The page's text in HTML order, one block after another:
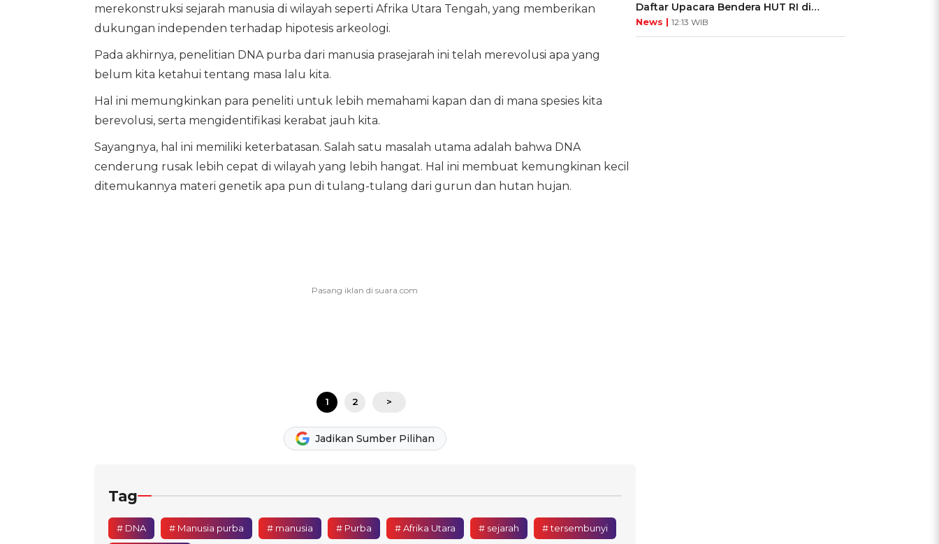
merekonstruksi sejarah manusia di wilayah seperti Afrika Utara Tengah, yang memberikan
dukungan independen terhadap hipotesis arkeologi.
Pada akhirnya, penelitian DNA purba dari manusia prasejarah ini telah merevolusi apa yang
belum kita ketahui tentang masa lalu kita.
Hal ini memungkinkan para peneliti untuk lebih memahami kapan dan di mana spesies kita
berevolusi, serta mengidentifikasi kerabat jauh kita.
Sayangnya, hal ini memiliki keterbatasan. Salah satu masalah utama adalah bahwa DNA
cenderung rusak lebih cepat di wilayah yang lebih hangat. Hal ini membuat kemungkinan kecil
ditemukannya materi genetik apa pun di tulang-tulang dari gurun dan hutan hujan.
1 2 >
Jadikan Sumber Pilihan
Tag
# DNA # Manusia purba # manusia # Purba # Afrika Utara # sejarah # tersembunyi
Daftar Upacara Bendera HUT RI di
Istana Negara
News | 12:13 WIB